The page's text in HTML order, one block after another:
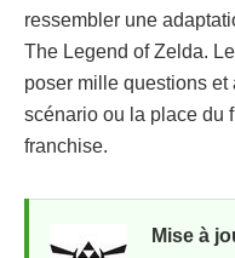
ressembler une
The Legend of Zelda.
poser mille questions
scénario ou la place du
franchise.
Mise à